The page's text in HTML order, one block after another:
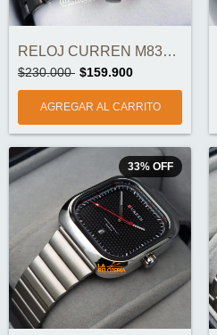
RELOJ CURREN M8355-3 CRONOGRAFOS ORIGINA...
$230.000 $159.900
33% OFF